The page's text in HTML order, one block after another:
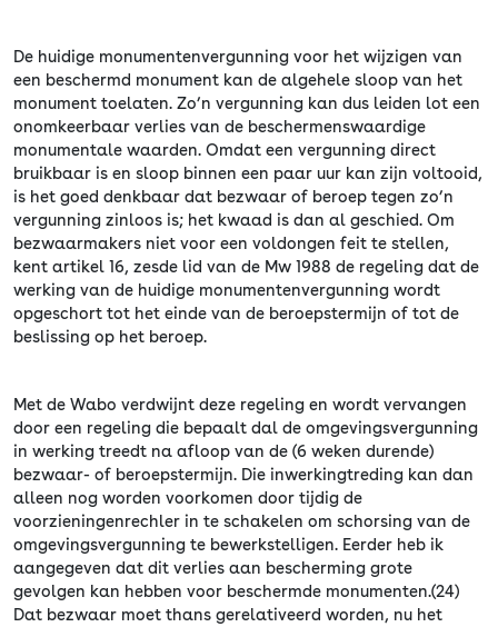
De huidige monumentenvergunning voor het wijzigen van
een beschermd monument kan de algehele sloop van het
monument toelaten. Zo’n vergunning kan dus leiden lot een
onomkeerbaar verlies van de beschermenswaardige
monumentale waarden. Omdat een vergunning direct
bruikbaar is en sloop binnen een paar uur kan zijn voltooid,
is het goed denkbaar dat bezwaar of beroep tegen zo’n
vergunning zinloos is; het kwaad is dan al geschied. Om
bezwaarmakers niet voor een voldongen feit te stellen,
kent artikel 16, zesde lid van de Mw 1988 de regeling dat de
werking van de huidige monumentenvergunning wordt
opgeschort tot het einde van de beroepstermijn of tot de
beslissing op het beroep.
Met de Wabo verdwijnt deze regeling en wordt vervangen
door een regeling die bepaalt dal de omgevingsvergunning
in werking treedt na afloop van de (6 weken durende)
bezwaar- of beroepstermijn. Die inwerkingtreding kan dan
alleen nog worden voorkomen door tijdig de
voorzieningenrechler in te schakelen om schorsing van de
omgevingsvergunning te bewerkstelligen. Eerder heb ik
aangegeven dat dit verlies aan bescherming grote
gevolgen kan hebben voor beschermde monumenten.(24)
Dat bezwaar moet thans gerelativeerd worden, nu het